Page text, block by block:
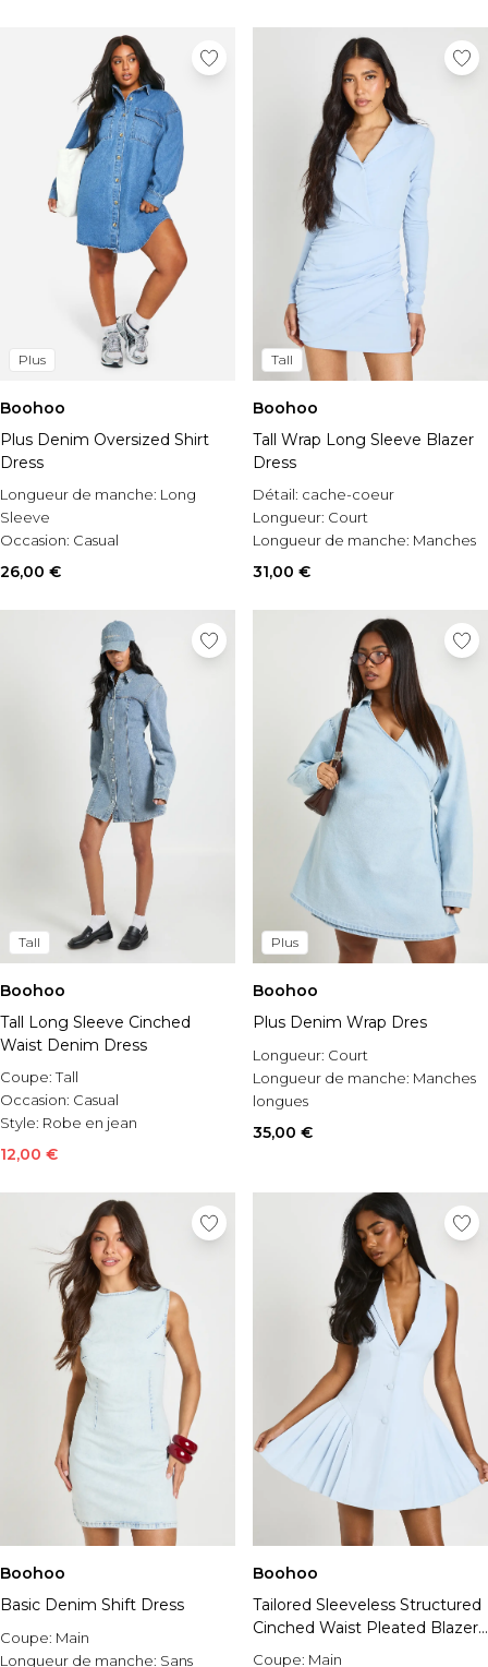
Plus
Boohoo
Plus Denim Oversized Shirt
Dress
Longueur de manche: Long
Sleeve
Occasion: Casual
Style: Denim Dress
26,00 €
Tall
Boohoo
Tall Wrap Long Sleeve Blazer
Dress
Détail: cache-coeur
Longueur: Court
Longueur de manche: Manches
longues
31,00 €
Tall
Boohoo
Tall Long Sleeve Cinched
Waist Denim Dress
Coupe:Tall
Occasion: Casual
Style: Robe en jean
12,00 €
Plus
Boohoo
Plus Denim Wrap Dres
Longueur: Court
Longueur de manche: Manches
longues
Occasion:
35,00 €
Boohoo
Basic Denim Shift Dress
Coupe: Main
Longueur de manche: Sans
Boohoo
Tailored Sleeveless Structured
Cinched Waist Pleated Blazer
Dress
Coupe: Main